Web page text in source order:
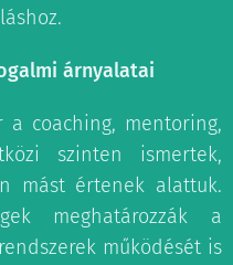
árnyalatai
a coaching, mentoring,
szinten ismertek,
mást értenek alattuk.
meghatározzák a
működését is